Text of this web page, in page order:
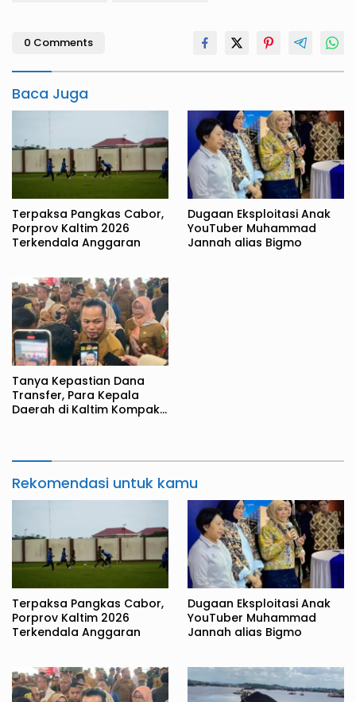
0 Comments
Baca Juga
Terpaksa Pangkas Cabor,
Porprov Kaltim 2026
Terkendala Anggaran
Dugaan Eksploitasi Anak
YouTuber Muhammad
Jannah alias Bigmo
Tanya Kepastian Dana
Transfer, Para Kepala
Daerah di Kaltim Kompak
Rekomendasi untuk kamu
Terpaksa Pangkas Cabor,
Porprov Kaltim 2026
Terkendala Anggaran
Dugaan Eksploitasi Anak
YouTuber Muhammad
Jannah alias Bigmo